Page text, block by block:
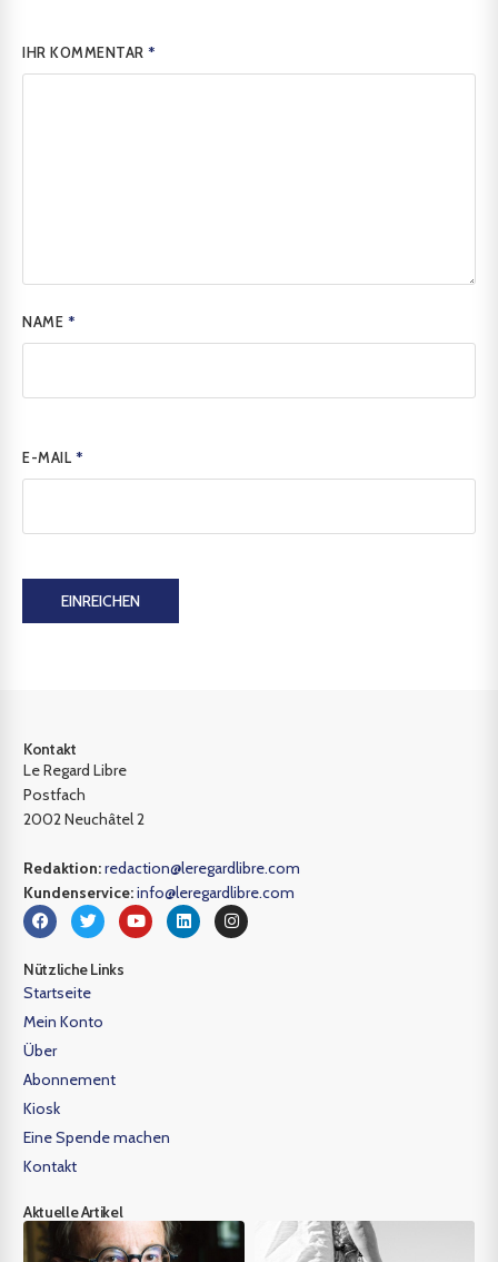
IHR KOMMENTAR*
NAME *
E-MAIL *
EINREICHEN
Kontakt
Le Regard Libre
Postfach
2002 Neuchâtel 2
Redaktion:redaction@leregardlibre.com
Kundenservice:info@leregardlibre.com
Nützliche Links
Startseite
Mein Konto
Über
Abonnement
Kiosk
Eine Spende machen
Kontakt
Aktuelle Artikel